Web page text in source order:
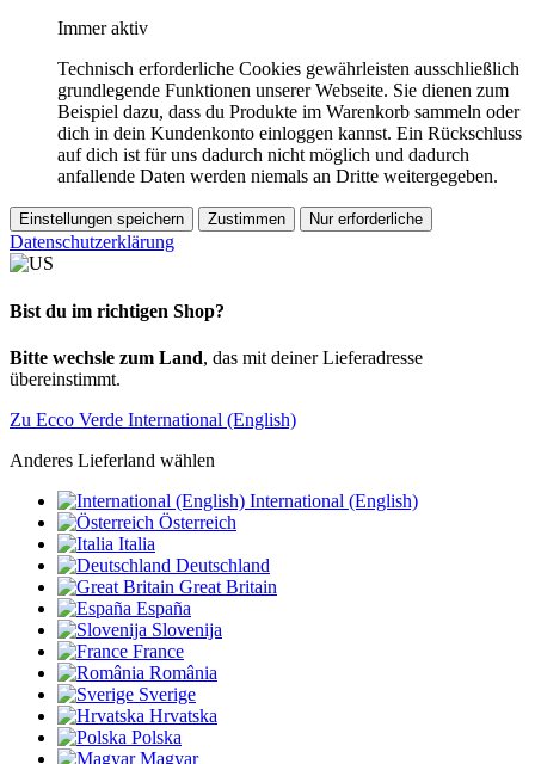
Immer aktiv
Technisch erforderliche Cookies gewährleisten ausschließlich
grundlegende Funktionen unserer Webseite. Sie dienen zum
Beispiel dazu, dass du Produkte im Warenkorb sammeln oder
dich in dein Kundenkonto einloggen kannst. Ein Rückschluss
auf dich ist für uns dadurch nicht möglich und dadurch
anfallende Daten werden niemals an Dritte weitergegeben.
Einstellungen speichern Zustimmen Nur erforderliche
Datenschutzerklärung
Bist du im richtigen Shop?
Bitte wechsle zum Land, das mit deiner Lieferadresse
übereinstimmt.
Zu Ecco Verde International (English)
Anderes Lieferland wählen
International (English)
Österreich
Italia
Deutschland
Great Britain
España
Slovenija
France
România
Sverige
Hrvatska
Polska
Magyar